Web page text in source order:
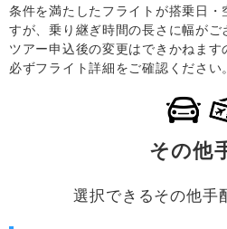
条件を満たしたフライトが搭乗日・
すが、乗り継ぎ時間の長さに幅がご
ツアー申込後の変更はできかねま
必ずフライト詳細をご確認ください
その他
選択できるその他手